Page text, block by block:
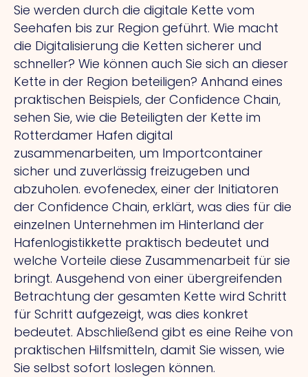
Sie werden durch die digitale Kette vom
Seehafen bis zur Region geführt. Wie macht
die Digitalisierung die Ketten sicherer und
schneller? Wie können auch Sie sich an dieser
Kette in der Region beteiligen? Anhand eines
praktischen Beispiels, der Confidence Chain,
sehen Sie, wie die Beteiligten der Kette im
Rotterdamer Hafen digital
zusammenarbeiten, um Importcontainer
sicher und zuverlässig freizugeben und
abzuholen. evofenedex, einer der Initiatoren
der Confidence Chain, erklärt, was dies für die
einzelnen Unternehmen im Hinterland der
Hafenlogistikkette praktisch bedeutet und
welche Vorteile diese Zusammenarbeit für sie
bringt. Ausgehend von einer übergreifenden
Betrachtung der gesamten Kette wird Schritt
für Schritt aufgezeigt, was dies konkret
bedeutet. Abschließend gibt es eine Reihe von
praktischen Hilfsmitteln, damit Sie wissen, wie
Sie selbst sofort loslegen können.